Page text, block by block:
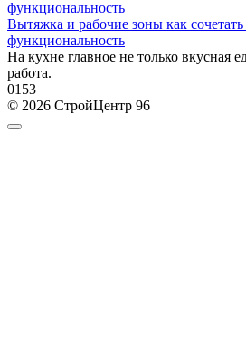
Вытяжка и рабочие зоны как сочетать
функциональность
На кухне главное не только вкусная
работа.
0153
© 2026 СтройЦентр 96